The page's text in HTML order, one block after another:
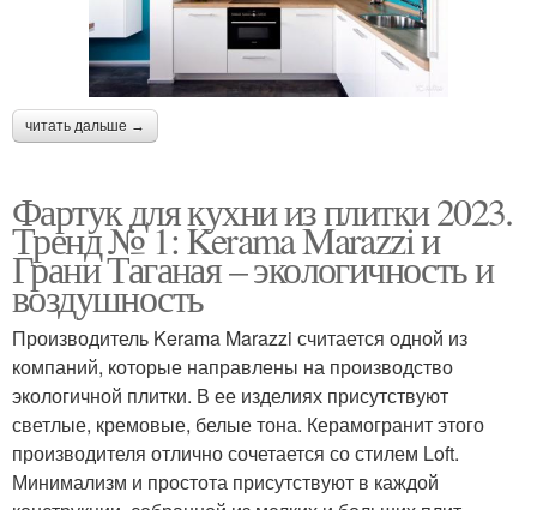
читать дальше →
Фартук для кухни из плитки 2023.
Тренд № 1: Kerama Marazzi и
Грани Таганая – экологичность и
воздушность
Производитель Kerama Marazzi считается одной из
компаний, которые направлены на производство
экологичной плитки. В ее изделиях присутствуют
светлые, кремовые, белые тона. Керамогранит этого
производителя отлично сочетается со стилем Loft.
Минимализм и простота присутствуют в каждой